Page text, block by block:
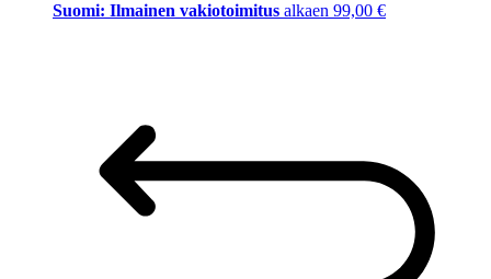
Suomi: Ilmainen vakiotoimitus alkaen 99,00 €